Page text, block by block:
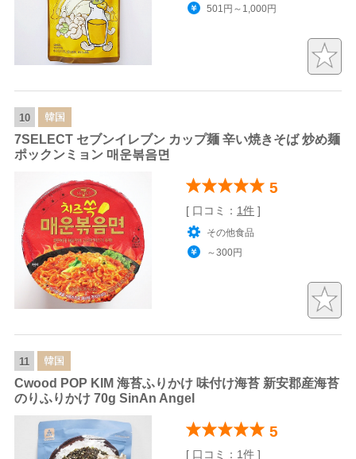
501円～1,000円
10 韓国
7SELECT セブンイレブン カップ麺 辛い焼きそば 炒め麺
ポックンミョン 매운볶음면
5
[ 口コミ： 1件 ]
その他食品
～300円
11 韓国
Cwood POP KIM 海苔ふりかけ 味付け海苔 新安郡産海苔
のりふりかけ 70g SinAn Angel
5
[ 口コミ： 1件 ]